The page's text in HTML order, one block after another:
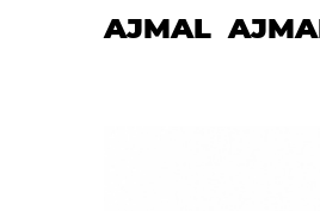
AJMAL